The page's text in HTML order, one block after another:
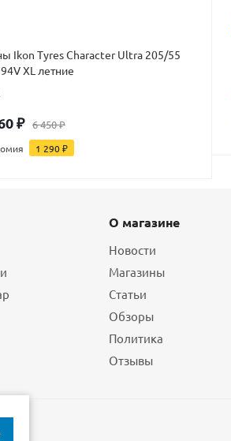
Ikon Tyres Character Ultra 205/55
XL летние
₽ 6 450₽
1 290₽
О магазине
Новости
Магазины
Статьи
Обзоры
Политика
Отзывы